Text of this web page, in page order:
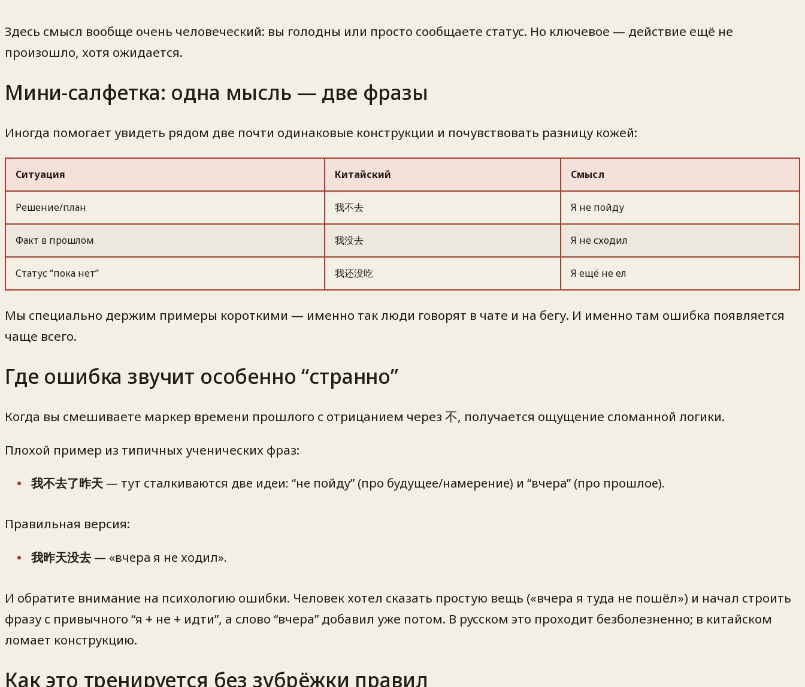
Здесь смысл вообще очень человеческий: вы голодны или просто сообщаете статус. Но ключевое — действие ещё не
произошло, хотя ожидается.
Мини-салфетка: одна мысль — две фразы
Иногда помогает увидеть рядом две почти одинаковые конструкции и почувствовать разницу кожей:
Ситуация Китайский Смысл
Решение/план 我不去 Я не пойду
Факт в прошлом 我没去 Я не сходил
Статус “пока нет” 我还没吃 Я ещё не ел
Мы специально держим примеры короткими — именно так люди говорят в чате и на бегу. И именно там ошибка появляется
чаще всего.
Где ошибка звучит особенно “странно”
Когда вы смешиваете маркер времени прошлого с отрицанием через 不, получается ощущение сломанной логики.
Плохой пример из типичных ученических фраз:
我不去了昨天 — тут сталкиваются две идеи: “не пойду” (про будущее/намерение) и “вчера” (про прошлое).
Правильная версия:
我昨天没去 — «вчера я не ходил».
И обратите внимание на психологию ошибки. Человек хотел сказать простую вещь («вчера я туда не пошёл») и начал строить
фразу с привычного “я + не + идти”, а слово “вчера” добавил уже потом. В русском это проходит безболезненно; в китайском
ломает конструкцию.
Как это тренируется без зубрёжки правил